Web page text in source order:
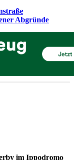
Abgründe
im Ippodromo